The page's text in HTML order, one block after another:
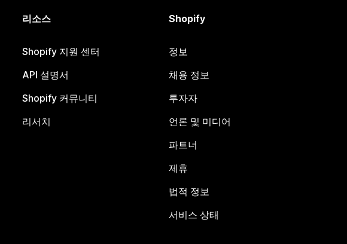
리소스
Shopify 지원 센터
API 설명서
Shopify 커뮤니티
리서치
Shopify
정보
채용 정보
투자자
언론 및 미디어
파트너
제휴
법적 정보
서비스 상태